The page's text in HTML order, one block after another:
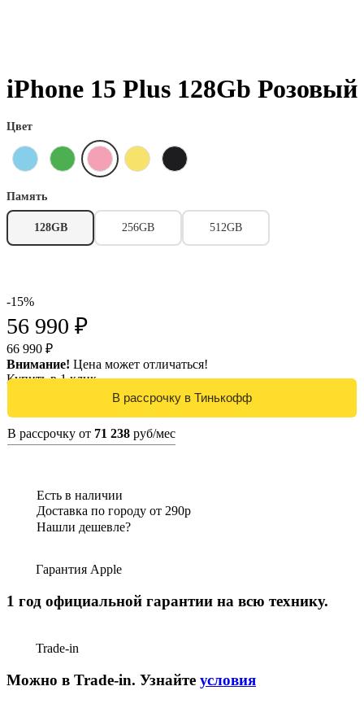
iPhone 15 Plus 128Gb Розовый
Цвет
Память
128GB 256GB 512GB
-15%
56 990 ₽
66 990 ₽
Внимание! Цена может отличаться!
Купить в 1 клик
В рассрочку от 71 238 руб/мес
Есть в наличии
Доставка по городу от 290р
Нашли дешевле?
Гарантия Apple
1 год официальной гарантии на всю технику.
Trade-in
Можно в Trade-in. Узнайте условия